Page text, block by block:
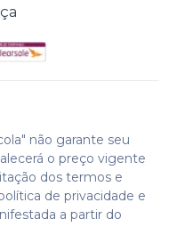
não garante seu
o preço vigente
dos termos e
de privacidade e
a partir do